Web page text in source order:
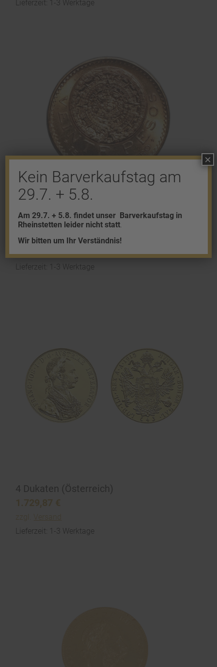
Lieferzeit: 1-3 Werktage
20 Peso Mexiko
1.866,27€
zzgl.Versand
Lieferzeit: 1-3 Werktage
4 Dukaten (Österreich)
1.729,87 €
zzgl.
Versand
Lieferzeit: 1-3 Werktage
Kein Barverkaufstag am
29.7. + 5.8.
Am 29.7. + 5.8. findet unser Barverkaufstag in
Rheinstetten leider nicht statt.
Wir bitten um Ihr Verständnis!
×